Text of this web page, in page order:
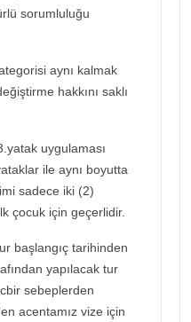
sorumluluğu
aynı kalmak
hakkını saklı
uygulaması
ile aynı boyutta
sadece iki (2)
çocuk için geçerlidir.
başlangıç tarihinden
yapılacak tur
sebeplerden
acentamız vize için